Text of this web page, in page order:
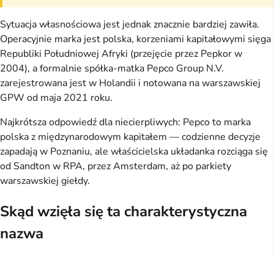
Sytuacja własnościowa jest jednak znacznie bardziej zawiła.
Operacyjnie marka jest polska, korzeniami kapitałowymi sięga
Republiki Południowej Afryki (przejęcie przez Pepkor w
2004), a formalnie spółka-matka Pepco Group N.V.
zarejestrowana jest w Holandii i notowana na warszawskiej
GPW od maja 2021 roku.
Najkrótsza odpowiedź dla niecierpliwych: Pepco to marka
polska z międzynarodowym kapitałem — codzienne decyzje
zapadają w Poznaniu, ale właścicielska układanka rozciąga się
od Sandton w RPA, przez Amsterdam, aż po parkiety
warszawskiej giełdy.
Skąd wzięła się ta charakterystyczna
nazwa